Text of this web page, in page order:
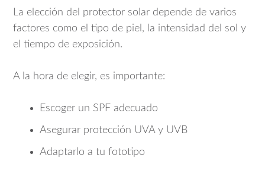
La elección del protector solar depende de varios
factores como el tipo de piel, la intensidad del sol y
el tiempo de exposición.
A la hora de elegir, es importante:
Escoger un SPF adecuado
Asegurar protección UVA y UVB
Adaptarlo a tu fototipo